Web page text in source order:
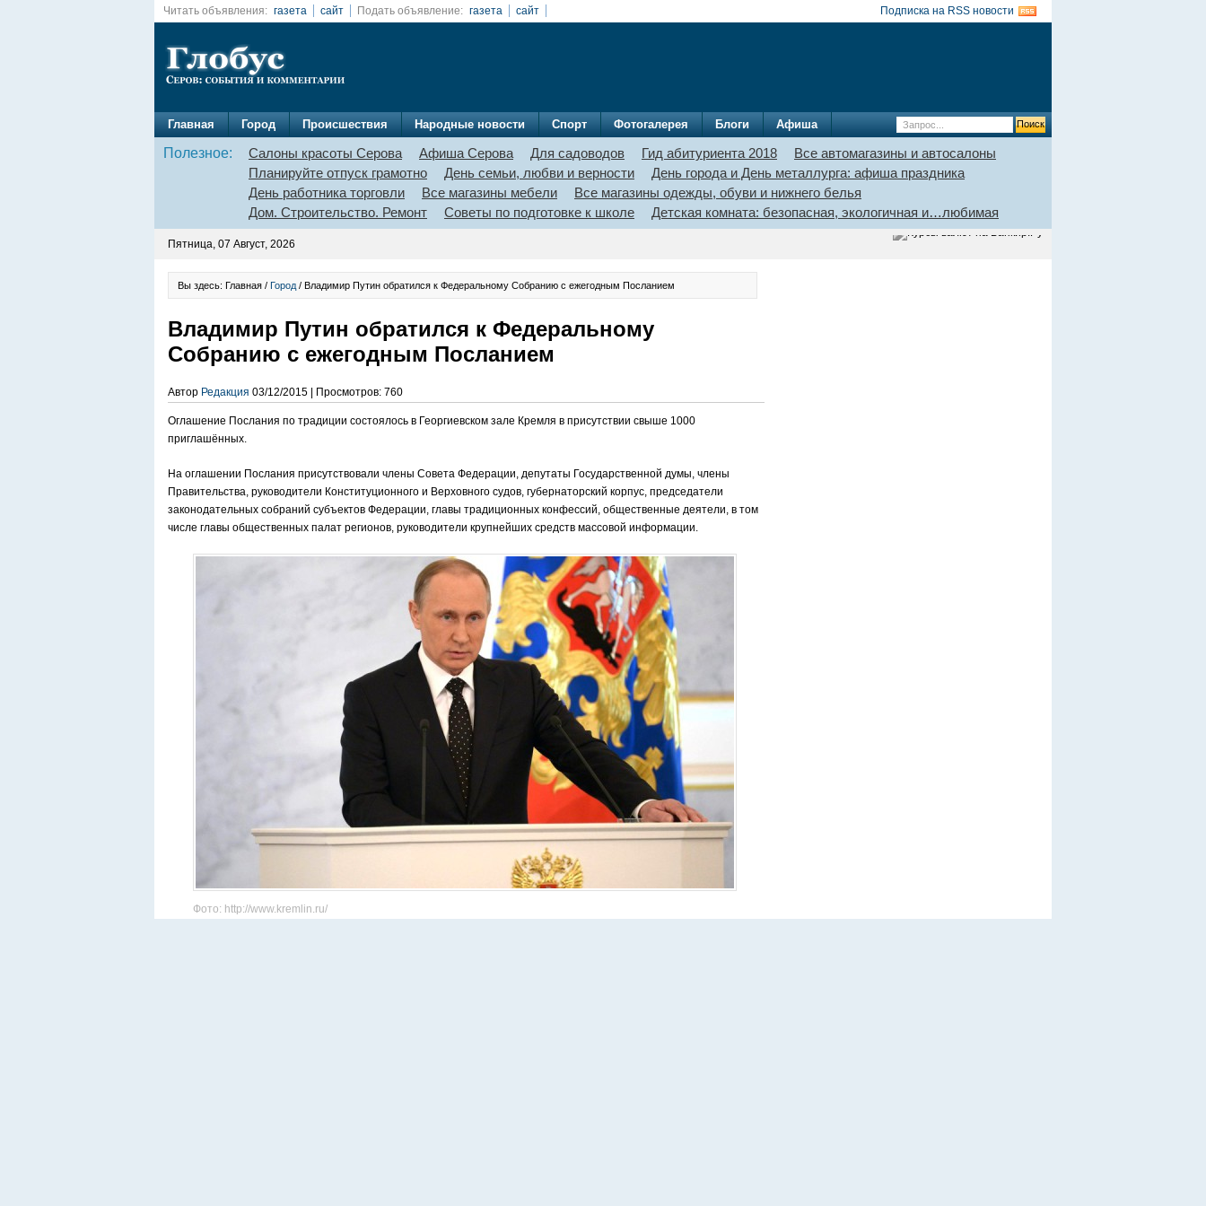
Читать объявления: газета сайт Подать объявление: газета сайт Подписка на RSS новости
Главная Город Происшествия Народные новости Спорт Фотогалерея Блоги Афиша
Полезное: Салоны красоты Серова Афиша Серова Для садоводов Гид абитуриента 2018
Все автомагазины и автосалоны
Планируйте отпуск грамотно
День семьи, любви и верности
День города и День металлурга: афиша праздника
День работника торговли
Все магазины мебели
Все магазины одежды, обуви и нижнего белья
Дом. Строительство. Ремонт
Советы по подготовке к школе Детская комната: безопасная, экологичная и…любимая
Пятница, 07 Август, 2026
Вы здесь: Главная / Город / Владимир Путин обратился к Федеральному Собранию с ежегодным Посланием
Владимир Путин обратился к Федеральному
Собранию с ежегодным Посланием
Автор Редакция 03/12/2015 | Просмотров: 760
Оглашение Послания по традиции состоялось в Георгиевском зале Кремля в присутствии свыше 1000
приглашённых.
На оглашении Послания присутствовали члены Совета Федерации, депутаты Государственной думы, члены
Правительства, руководители Конституционного и Верховного судов, губернаторский корпус, председатели
законодательных собраний субъектов Федерации, главы традиционных конфессий, общественные деятели, в том
числе главы общественных палат регионов, руководители крупнейших средств массовой информации.
Фото: http://www.kremlin.ru/